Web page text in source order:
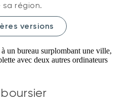
région.
versions